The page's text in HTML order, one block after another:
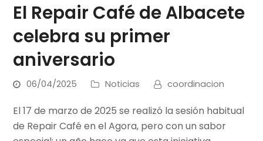
El Repair Café de Albacete
celebra su primer
aniversario
06/04/2025 Noticias coordinacion
El 17 de marzo de 2025 se realizó la sesión habitual
de Repair Café en el Agora, pero con un sabor